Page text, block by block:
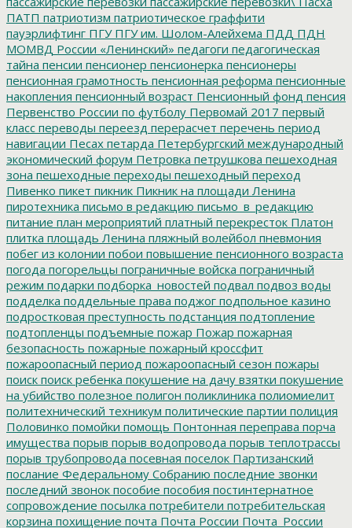
ПАТП патриотизм патриотическое граффити
пауэрлифтинг ПГУПГУ им. Шолом-Алейхема ПДД ПДН
МОМВД России «Ленинский» педагоги педагогическая
тайна пенсии пенсионер пенсионерка пенсионеры
пенсионная грамотность пенсионная реформа пенсионные
накопления пенсионный возраст Пенсионный фонд пенсия
Первенство России по футболу Первомай 2017 первый
класс переводы переезд перерасчет перечень период
навигации Песах петарда Петербургский международный
экономический форум Петровка петрушкова пешеходная
зона пешеходные переходы пешеходный переход
Пивенко пикет пикник Пикник на площади Ленина
пиротехника письмо в редакцию письмо_в_редакцию
питание план мероприятий платный перекресток Платон
плитка площадь Ленина пляжный волейбол пневмония
побег из колонии побои повышение пенсионного возраста
погода погорельцы пограничные войска пограничный
режим подарки подборка_новостей подвал подвоз воды
подделка поддельные права поджог подпольное казино
подростковая преступность подстанция подтопление
подтопленцы подъемные пожар Пожар пожарная
безопасность пожарные пожарный кроссфит
пожароопасный период пожароопасный сезон пожары
поиск поиск ребенка покушение на дачу взятки покушение
на убийство полезное полигон поликлиника полиомиелит
политехнический техникум политические партии полиция
Половинко помойки помощь Понтонная переправа порча
имущества порыв порыв водопровода порыв теплотрассы
порыв трубопровода посевная поселок Партизанский
послание Федеральному Собранию последние звонки
последний звонок пособие пособия постинтернатное
сопровождение посылка потребители потребительская
корзина похищение почта Почта России Почта_России